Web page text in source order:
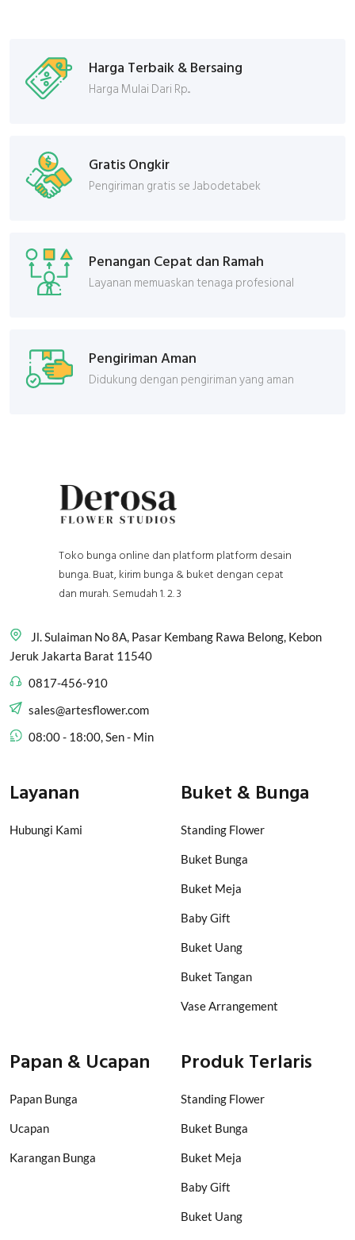
Harga Terbaik & Bersaing
Harga Mulai Dari Rp...
Gratis Ongkir
Pengiriman gratis se Jabodetabek
Penangan Cepat dan Ramah
Layanan memuaskan tenaga profesional
Pengiriman Aman
Didukung dengan pengiriman yang aman
Toko bunga online dan platform platform desain
bunga. Buat, kirim bunga & buket dengan cepat
dan murah. Semudah 1. 2. 3
Jl. Sulaiman No 8A, Pasar Kembang Rawa Belong, Kebon
Jeruk Jakarta Barat 11540
0817-456-910
sales@artesflower.com
08:00 - 18:00, Sen - Min
Layanan
Hubungi Kami
Buket & Bunga
Standing Flower
Buket Bunga
Buket Meja
Baby Gift
Buket Uang
Buket Tangan
Vase Arrangement
Papan & Ucapan
Papan Bunga
Ucapan
Karangan Bunga
Produk Terlaris
Standing Flower
Buket Bunga
Buket Meja
Baby Gift
Buket Uang